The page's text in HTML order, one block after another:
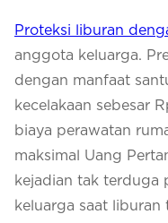
Proteksi liburan
anggota keluarga.
dengan manfaat
kecelakaan sebesar
biaya perawatan
maksimal Uang
kejadian tak terduga
keluarga saat